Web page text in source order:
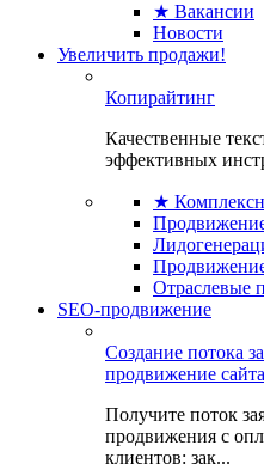
★ Вакансии
Новости
Увеличить продажи!
Копирайтинг
Качественные
эффективных
★
Отраслевые
SEO-продвижение
Создание потока
продвижение
Получите поток
продвижения с
клиентов: зак...